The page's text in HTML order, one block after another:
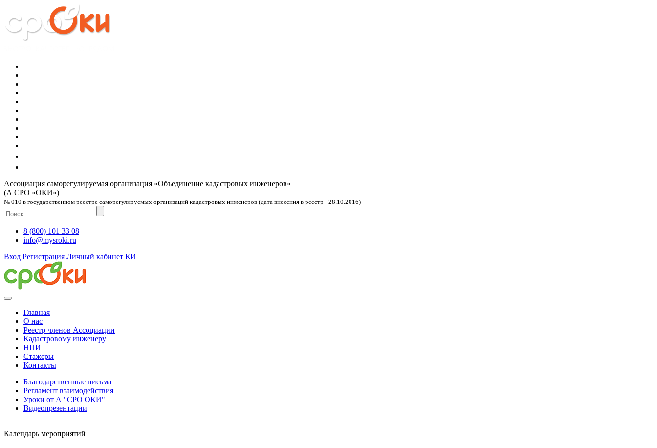
Ассоциация саморегулируемая организация «Объединение кадастровых инженеров»
(А СРО «ОКИ»)
№ 010 в государственном реестре саморегулируемых организаций кадастровых инженеров (дата внесения в реестр - 28.10.2016)
8 (800) 101 33 08
info@mysroki.ru
Вход Регистрация Личный кабинет КИ
Главная
О нас
Реестр членов Ассоциации
Кадастровому инженеру
НПИ
Стажеры
Контакты
Благодарственные письма
Регламент взаимодействия
Уроки от А "СРО ОКИ"
Видеопрезентации
Календарь мероприятий